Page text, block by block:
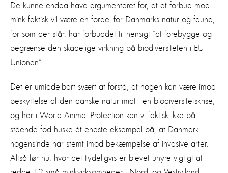
De kunne endda have argumenteret for, at et forbud mod
mink faktisk vil være en fordel for Danmarks natur og fauna,
for som der står, har forbuddet til hensigt “at forebygge og
begrænse den skadelige virkning på biodiversiteten i EU-
Unionen”.
Det er umiddelbart svært at forstå, at nogen kan være imod
beskyttelse af den danske natur midt i en biodiversitetskrise,
og her i World Animal Protection kan vi faktisk ikke på
stående fod huske ét eneste eksempel på, at Danmark
nogensinde har stemt imod bekæmpelse af invasive arter.
Altså før nu, hvor det tydeligvis er blevet uhyre vigtigt at